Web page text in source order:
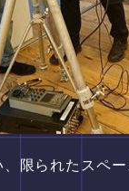
限られたスペ